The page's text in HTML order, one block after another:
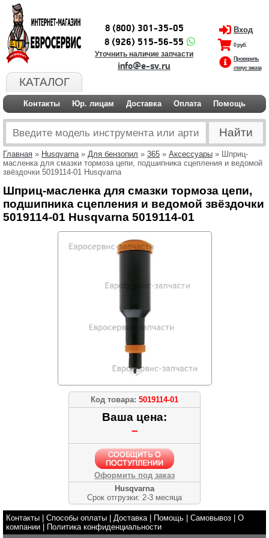
КАТАЛОГ
8 (800) 301-35-05
8 (926) 515-56-55
Уточнить наличие запчасти
info@e-sv.ru
Вход
0 руб.
Проверить
статус заказа
Контакты Юр. лицам Доставка Оплата Помощь
Главная » Husqvarna» Для бензопил » 365 » Аксессуары » Шприц-
масленка для смазки тормоза цепи, подшипника сцепления и ведомой
звёздочки 5019114-01 Husqvarna
Шприц-масленка для смазки тормоза цепи,
подшипника сцепления и ведомой звёздочки
5019114-01 Husqvarna 5019114-01
Код товара: 5019114-01
Ваша цена:
–
Оформить под заказ
Husqvarna
Срок отгрузки: 2-3 месяца
Контакты Способы оплаты Доставка| Помощь Самовывоз
О
компании
Политика конфиденциальности